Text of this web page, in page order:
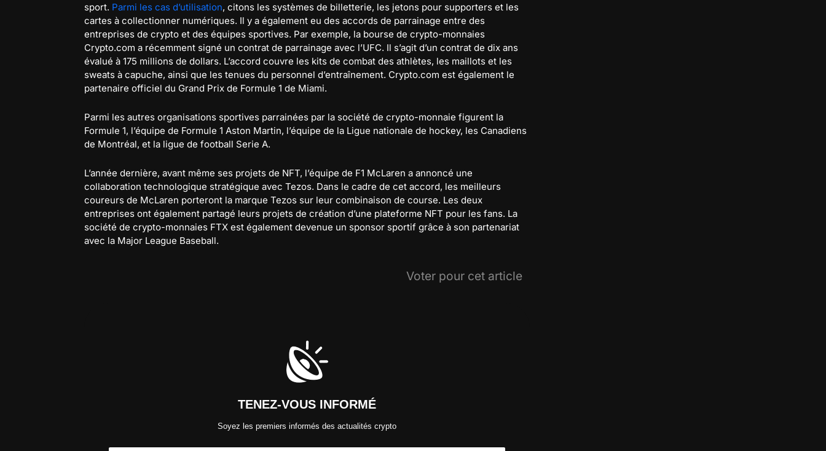
sport. Parmi les cas d’utilisation, citons les systèmes de billetterie, les jetons pour supporters et les
cartes à collectionner numériques. Il y a également eu des accords de parrainage entre des
entreprises de crypto et des équipes sportives. Par exemple, la bourse de crypto-monnaies
Crypto.com a récemment signé un contrat de parrainage avec l’UFC. Il s’agit d’un contrat de dix ans
évalué à 175 millions de dollars. L’accord couvre les kits de combat des athlètes, les maillots et les
sweats à capuche, ainsi que les tenues du personnel d’entraînement. Crypto.com est également le
partenaire officiel du Grand Prix de Formule 1 de Miami.
Parmi les autres organisations sportives parrainées par la société de crypto-monnaie figurent la
Formule 1, l’équipe de Formule 1 Aston Martin, l’équipe de la Ligue nationale de hockey, les Canadiens
de Montréal, et la ligue de football Serie A.
L’année dernière, avant même ses projets de NFT, l’équipe de F1 McLaren a annoncé une
collaboration technologique stratégique avec Tezos. Dans le cadre de cet accord, les meilleurs
coureurs de McLaren porteront la marque Tezos sur leur combinaison de course. Les deux
entreprises ont également partagé leurs projets de création d’une plateforme NFT pour les fans. La
société de crypto-monnaies FTX est également devenue un sponsor sportif grâce à son partenariat
avec la Major League Baseball.
Voter pour cet article
TENEZ-VOUS INFORMÉ
Soyez les premiers informés des actualités crypto